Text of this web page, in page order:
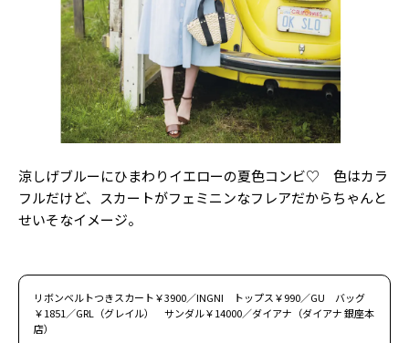
涼しげブルーにひまわりイエローの夏色コンビ♡ 色はカラ
フルだけど、スカートがフェミニンなフレアだからちゃんと
せいそなイメージ。
リボンベルトつきスカート￥3900／INGNI トップス￥990／GU バッグ
￥1851／GRL（グレイル） サンダル￥14000／ダイアナ（ダイアナ 銀座本
店）